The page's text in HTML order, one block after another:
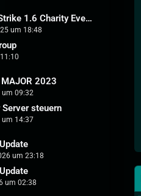
Charity Event auf Twitch
um 18:48
MAJOR 2023
um 09:32
Server steuern
um 14:37
um 23:18
um 02:38